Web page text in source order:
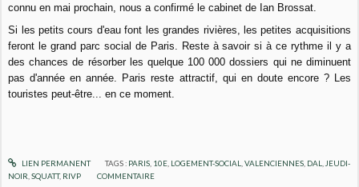
connu en mai prochain, nous a confirmé le cabinet de Ian Brossat.
Si les petits cours d'eau font les grandes rivières, les petites acquisitions
feront le grand parc social de Paris. Reste à savoir si à ce rythme il y a
des chances de résorber les quelque 100 000 dossiers qui ne diminuent
pas d'année en année. Paris reste attractif, qui en doute encore ? Les
touristes peut-être... en ce moment.
LIEN PERMANENT TAGS : PARIS, 10E, LOGEMENT-SOCIAL VALENCIENNES, DAL
JEUDI-
NOIR ,SQUATT, RIVP COMMENTAIRE